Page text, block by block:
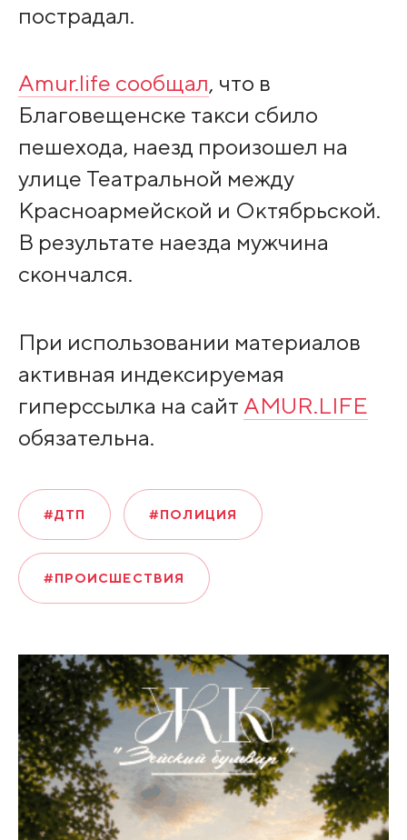
пострадал.
Amur.life сообщал, что в
Благовещенске такси сбило
пешехода, наезд произошел на
улице Театральной между
Красноармейской и Октябрьской.
В результате наезда мужчина
скончался.
При использовании материалов
активная индексируемая
гиперссылка на сайт AMUR.LIFE
обязательна.
#ДТП #ПОЛИЦИЯ
#ПРОИСШЕСТВИЯ